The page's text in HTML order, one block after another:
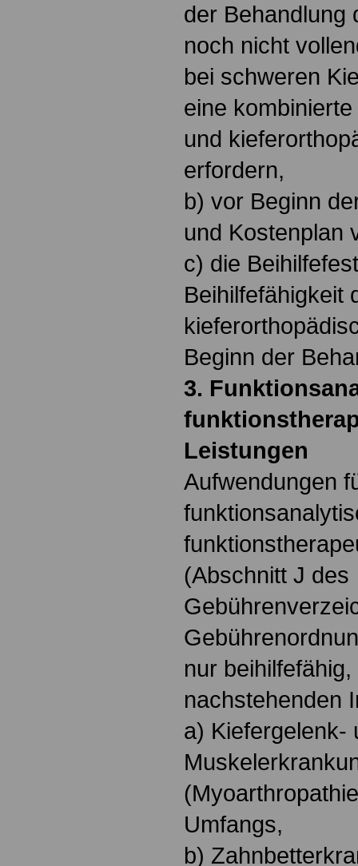
der Behandlung
noch nicht
bei schweren
eine
und
erfordern,
b) vor Beginn
und Kostenplan
c) die
Beihilfefähigkeit
Beginn der
3.
Leistungen
Aufwendungen
(Abschnitt J des
nur
nachstehenden
a) Kiefergelenk-
Umfangs,
b)